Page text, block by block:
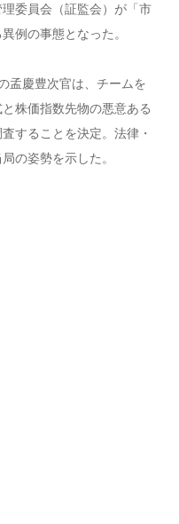
委員会（証監会）が「市
例の事態となった。
孟慶豊次官は、チームを
株価指数先物の悪意ある
することを決定。法律・
の姿勢を示した。